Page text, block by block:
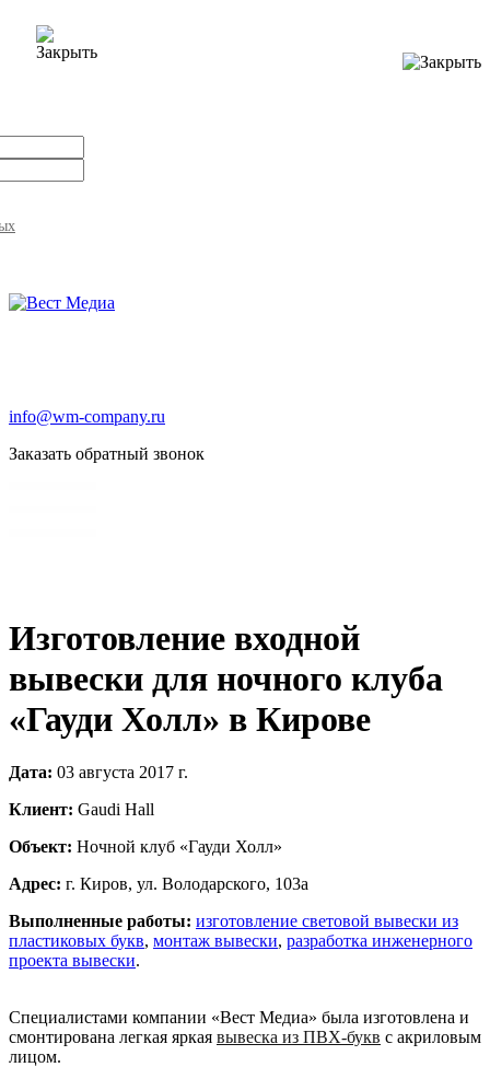
info@wm-company.ru
Заказать обратный звонок
Изготовление входной
вывески для ночного клуба
«Гауди Холл» в Кирове
Дата: 03 августа 2017 г.
Клиент: Gaudi Hall
Объект: Ночной клуб «Гауди Холл»
Адрес: г. Киров, ул. Володарского, 103а
Выполненные работы: изготовление световой вывески из
пластиковых букв, монтаж вывески, разработка инженерного
проекта вывески.
Специалистами компании «Вест Медиа» была изготовлена и
смонтирована легкая яркая вывеска из ПВХ-букв с акриловым
лицом.